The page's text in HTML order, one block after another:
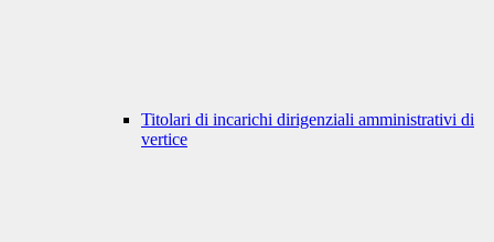
Titolari di incarichi dirigenziali amministrativi di
vertice